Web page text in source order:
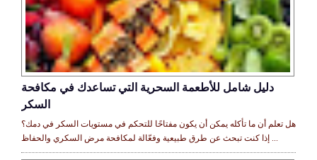
دليل شامل للأطعمة السحرية التي تساعدك في مكافحة
السكر
هل تعلم أن ما تأكله يمكن أن يكون مفتاحًا للتحكم في مستويات السكر في دمك؟
إذا كنت تبحث عن طرق طبيعية وفعّالة لمكافحة مرض السكري والحفاظ ...